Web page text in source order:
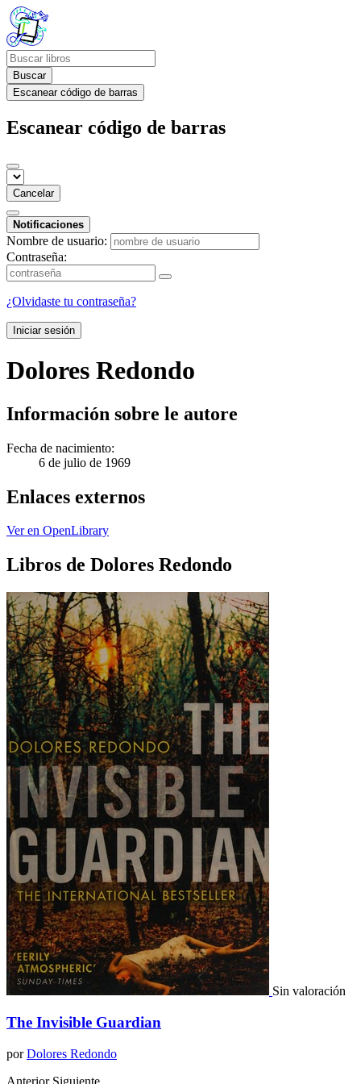
Buscar
Escanear código de barras
Escanear código de barras
Cancelar
Notificaciones
Nombre de usuario:
Contraseña:
¿Olvidaste tu contraseña?
Iniciar sesión
Dolores Redondo
Información sobre le autore
Fecha de nacimiento:
6 de julio de 1969
Enlaces externos
Ver en OpenLibrary
Libros de Dolores Redondo
Sin valoración
The Invisible Guardian
porDolores Redondo
Anterior Siguiente